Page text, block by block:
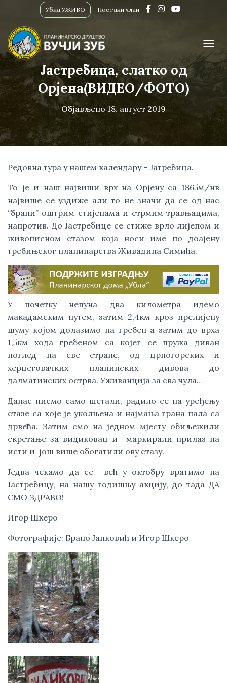
Убла УЖИВО Постани члан
Јастребица, слатко од
Орјена(ВИДЕО/ФОТО)
Објављено18. август 2019
Редовна тура у нашем календару – Јатребица.
То је и наш највиши врх на Орјену са 1865м/нв
највише се уздиже али то не значи да се од нас
“брани” оштрим стијенама и стрмим травњацима,
напротив. До Јастребице се стиже врло лијепом и
живописном стазом која носи име по доајену
требињског планинарства Живадина Симића.
У почетку непуна два километра идемо
макадамским путем, затим 2,4км кроз прелијепу
шуму којом долазимо на гребен а затим до врха
1,5км хода гребеном са којег се пружа диван
поглед на све стране, од црногорских и
херцеговачких планинских дивова до
далматинских острва. Уживанција за сва чула…
Данас нисмо само шетали, радило се на уређењу
стазе са које је уколњена и најмања грана пала са
дрвећа. Затим смо на једном мјесту обиљежили
скретање за видиковац и  маркирали прилаз на
исти и  још више обогатили ову стазу.
Једва чекамо да се  већ у октобру вратимо на
Јастребицу, на нашу годишњу акцију, до тада ДА
СМО ЗДРАВО!
Игор Шкеро
Фотографије: Брано Јанковић и Игор Шкеро